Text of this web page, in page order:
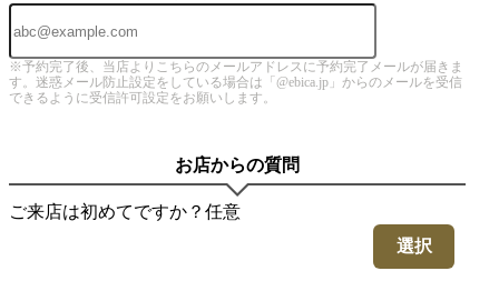
※予約完了後、当店よりこちらのメールアドレスに予約完了メールが届きま
す。迷惑メール防止設定をしている場合は「@ebica.jp」からのメールを受信
できるように受信許可設定をお願いします。
お店からの質問
ご来店は初めてですか？ 任意
選択